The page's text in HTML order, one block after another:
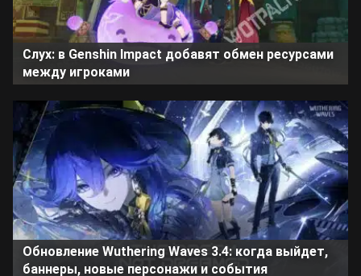
Слух: в Genshin Impact добавят обмен ресурсами
между игроками
Обновление Wuthering Waves 3.4: когда выйдет,
баннеры, новые персонажи и события